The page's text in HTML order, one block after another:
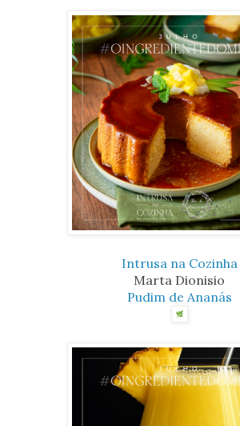
Intrusa na Cozinha
Marta Dionisio
Pudim de Ananás